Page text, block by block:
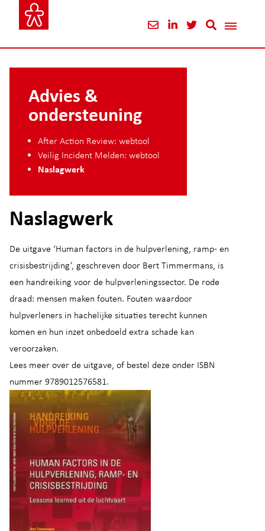
Naslagwerk
De uitgave ‘Human factors in de hulpverlening, ramp- en
crisisbestrijding’, geschreven door Bert Timmermans, is
een handreiking voor de hulpverleningssector. De rode
draad: mensen maken fouten. Fouten waardoor
hulpverleners in hachelijke situaties terecht kunnen
komen en hun inzet onbedoeld extra schade kan
veroorzaken.
Lees meer over de uitgave, of bestel deze onder ISBN
nummer 9789012576581.
Advies &
ondersteuning
After Action Review: webtool
Veilig Incident Melden: webtool
Naslagwerk